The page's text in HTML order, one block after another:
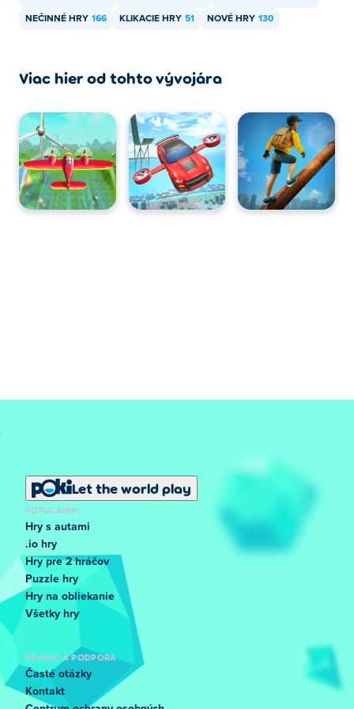
mobilných zariadeniach, ako sú telefóny a tablety.
NEČINNÉ HRY 166 KLIKACIE HRY 51 NOVÉ HRY 130
Viac hier od tohto vývojára
Let the world play
POPULÁRNY
Hry s autami
.io hry
Hry pre 2 hráčov
Puzzle hry
Hry na obliekanie
Všetky hry
POMOC A PODPORA
Časté otázky
Kontakt